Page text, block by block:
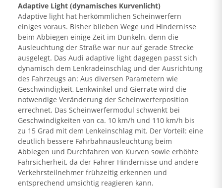
Adaptive Light (dynamisches Kurvenlicht)
Adaptive light hat herkömmlichen Scheinwerfern
einiges voraus. Bisher blieben Wege und Hindernisse
beim Abbiegen einige Zeit im Dunkeln, denn die
Ausleuchtung der Straße war nur auf gerade Strecke
ausgelegt. Das Audi adaptive light dagegen passt sich
dynamisch dem Lenkradeinschlag und der Ausrichtung
des Fahrzeugs an: Aus diversen Parametern wie
Geschwindigkeit, Lenkwinkel und Gierrate wird die
notwendige Veränderung der Scheinwerferposition
errechnet. Das Scheinwerfermodul schwenkt bei
Geschwindigkeiten von ca. 10 km/h und 110 km/h bis
zu 15 Grad mit dem Lenkeinschlag mit. Der Vorteil: eine
deutlich bessere Fahrbahnausleuchtung beim
Abbiegen und Durchfahren von Kurven sowie erhöhte
Fahrsicherheit, da der Fahrer Hindernisse und andere
Verkehrsteilnehmer frühzeitig erkennen und
entsprechend umsichtig reagieren kann.